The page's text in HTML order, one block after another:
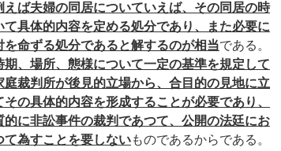
ば夫婦の同居についていえば、その同居の時
具体的内容を定める処分であり、また必要に
命ずる処分であると解するのが相当である。
期、場所、態様について一定の基準を規定して
裁判所が後見的立場から、合目的の見地に立
の具体的内容を形成することが必要であり、
に非訟事件の裁判であつて、公開の法廷にお
て為すことを要しないものであるからである。